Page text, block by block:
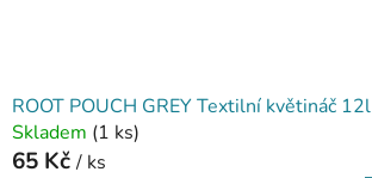
ROOT POUCH GREY Textilní květináč 12l
Skladem (1 ks)
65 Kč / ks